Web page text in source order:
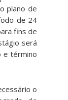
plano de
de 24
fins de
será
e término
o